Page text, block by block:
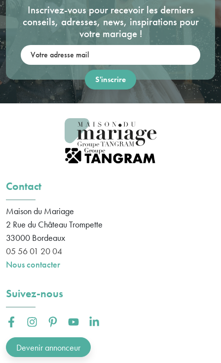
Inscrivez-vous pour recevoir les derniers
conseils, adresses, news, inspirations pour
votre mariage !
Contact
Maison du Mariage
2 Rue du Château Trompette
33000 Bordeaux
05 56 01 20 04
Nous contacter
Suivez-nous
Facebook :Instagram :Pinterest :Youtube :Linkedin :
Devenir annonceur